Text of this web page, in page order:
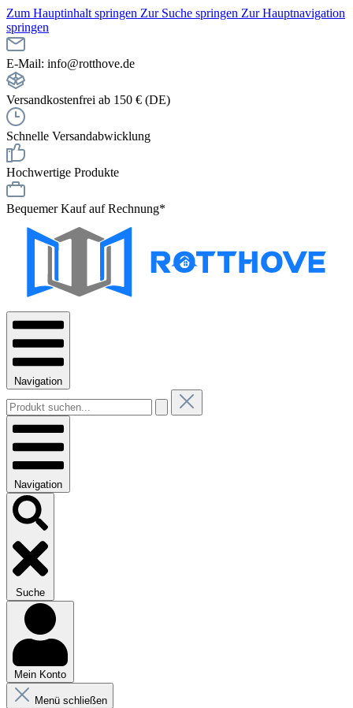
Zum Hauptinhalt springen Zur Suche springen Zur Hauptnavigation
springen
E-Mail: info@rotthove.de
Versandkostenfrei ab 150 € (DE)
Schnelle Versandabwicklung
Hochwertige Produkte
Bequemer Kauf auf Rechnung*
Navigation
Navigation
Suche
Mein Konto
Menü schließen